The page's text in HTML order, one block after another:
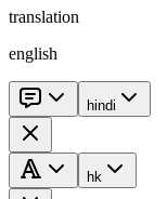
translation
english
hindi
hk